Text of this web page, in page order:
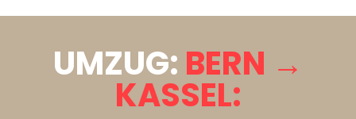
UMZUG: BERN →
KASSEL: